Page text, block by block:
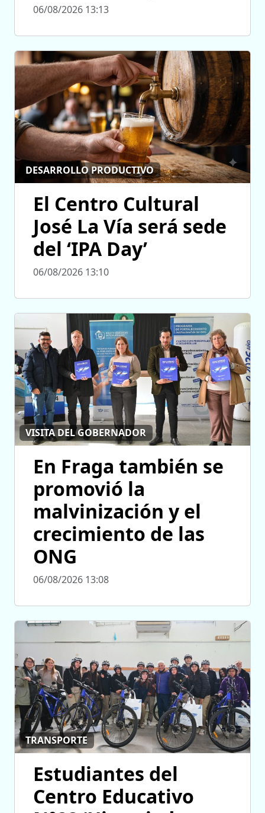
06/08/2026 13:13
DESARROLLO PRODUCTIVO
El Centro Cultural
José La Vía será sede
del ‘IPA Day’
06/08/2026 13:10
VISITA DEL GOBERNADOR
En Fraga también se
promovió la
malvinización y el
crecimiento de las
ONG
06/08/2026 13:08
TRANSPORTE
Estudiantes del
Centro Educativo